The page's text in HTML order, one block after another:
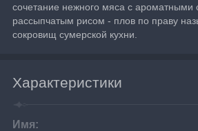
сочетание нежного мяса с ароматными
рассыпчатым рисом - плов по праву
сокровищ сумерской кухни.
Характеристики
Имя: